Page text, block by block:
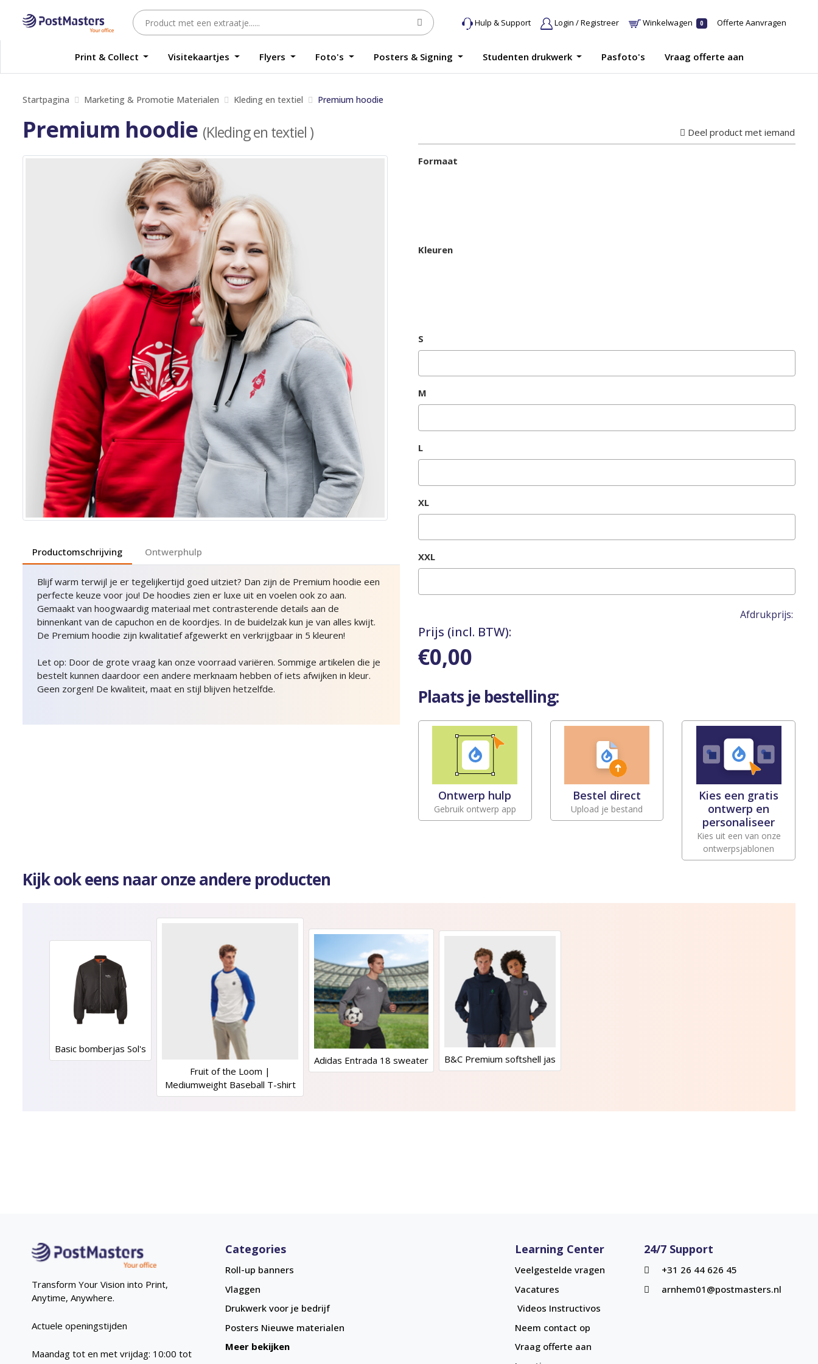
Hulp & Support Login / Registreer Winkelwagen 0 Offerte Aanvragen
Print & Collect Visitekaartjes Flyers Foto's Posters & Signing Studenten drukwerk Pasfoto's Vraag offerte aan
Startpagina Marketing & Promotie Materialen Kleding en textiel Premium hoodie
Premium hoodie (Kleding en textiel )
Productomschrijving Ontwerphulp
Blijf warm terwijl je er tegelijkertijd goed uitziet? Dan zijn de Premium hoodie een
perfecte keuze voor jou! De hoodies zien er luxe uit en voelen ook zo aan.
Gemaakt van hoogwaardig materiaal met contrasterende details aan de
binnenkant van de capuchon en de koordjes. In de buidelzak kun je van alles kwijt.
De Premium hoodie zijn kwalitatief afgewerkt en verkrijgbaar in 5 kleuren!
Let op: Door de grote vraag kan onze voorraad variëren. Sommige artikelen die je
bestelt kunnen daardoor een andere merknaam hebben of iets afwijken in kleur.
Geen zorgen! De kwaliteit, maat en stijl blijven hetzelfde.
Deel product met iemand
Formaat
Kleuren
S
M
L
XL
XXL
Afdrukprijs:
Prijs (incl. BTW):
€0,00
Plaats je bestelling:
Ontwerp hulp
Gebruik ontwerp app
Bestel direct
Upload je bestand
Kies een gratis
ontwerp en
personaliseer
Kies uit een van onze
ontwerpsjablonen
Kijk ook eens naar onze andere producten
Basic bomberjas Sol's
Fruit of the Loom |
Mediumweight Baseball T-shirt
Adidas Entrada 18 sweater B&C Premium softshell jas
Transform Your Vision into Print,
Anytime, Anywhere.
Actuele openingstijden
Maandag tot en met vrijdag: 10:00 tot
Categories
Roll-up banners
Vlaggen
Drukwerk voor je bedrijf
Posters Nieuwe materialen
Meer bekijken
Learning Center
Veelgestelde vragen
Vacatures
Videos Instructivos
Neem contact op
Vraag offerte aan
24/7 Support
+31 26 44 626 45
arnhem01@postmasters.nl